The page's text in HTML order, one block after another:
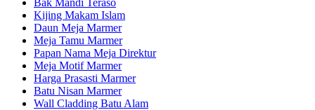
Kijing Makam Islam
Daun Meja Marmer
Meja Tamu Marmer
Papan Nama Meja Direktur
Meja Motif Marmer
Harga Prasasti Marmer
Batu Nisan Marmer
Wall Cladding Batu Alam